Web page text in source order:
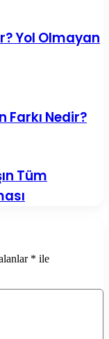
Yol Olmayan
Farkı Nedir?
Tüm
* ile